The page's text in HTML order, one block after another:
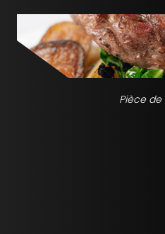
Pièce